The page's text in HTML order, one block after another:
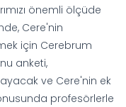
önemli ölçüde
Cere'nin
için Cerebrum
anketi,
ve Cere'nin ek
profesörlerle